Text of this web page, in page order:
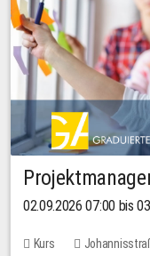
02.09.2026 07:00 bis
Kurs